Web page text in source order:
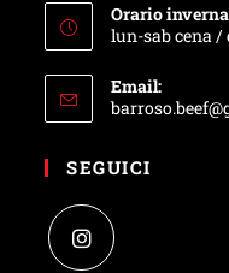
Orario
lun-sab cena /
Email:
SEGUICI